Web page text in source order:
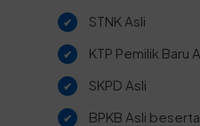
STNK Asli
KTP Pemilik Baru
SKPD Asli
BPKB Asli